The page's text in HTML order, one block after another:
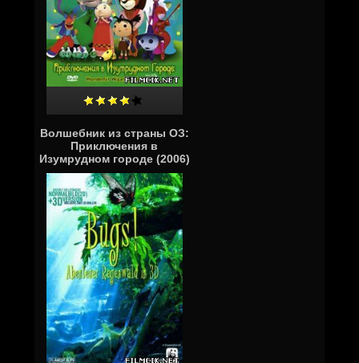
Волшебник из страны ОЗ:
Приключения в
Изумрудном городе (2006)